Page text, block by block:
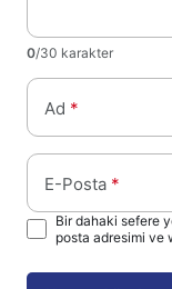
0/30 karakter
Ad *
E-Posta *
Bir dahaki sefere
posta adresimi ve